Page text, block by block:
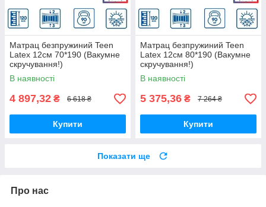
Матрац безпружиний Teen
Latex 12см 70*190 (Вакумне
скручування!)
В наявності
4 897,32 ₴ 6 618 ₴
Купити
Матрац безпружиний Teen
Latex 12см 80*190 (Вакумне
скручування!)
В наявності
5 375,36 ₴ 7 264 ₴
Купити
Показати ще
Про нас